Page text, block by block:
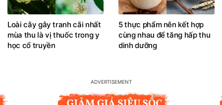
Loài cây gây tranh cãi nhất
mùa thu là vị thuốc trong y
học cổ truyền
5 thực phẩm nên kết hợp
cùng nhau để tăng hấp thu
dinh dưỡng